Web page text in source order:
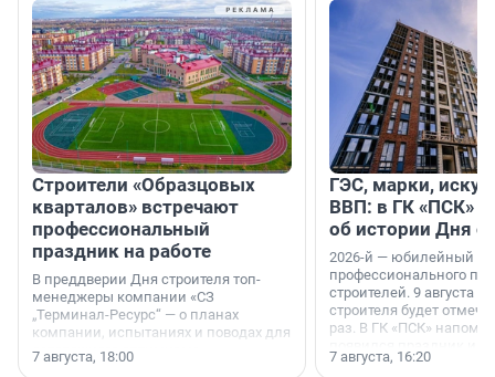
Строители «Образцовых
кварталов» встречают
профессиональный
праздник на работе
В преддверии Дня строителя топ-
менеджеры компании «СЗ
„Терминал-Ресурс“ — о планах
компании, испытаниях и поводах для
осторожного оптимизма.
7 августа, 18:00
ГЭС, марки,
ВВП: в ГК «ПСК»
об истории Дня
2026-й — юбилейный
профессионального
строителей. 9 августа
строителя будет
раз. В ГК «ПСК»
поменялась роль
7 августа, 16:20